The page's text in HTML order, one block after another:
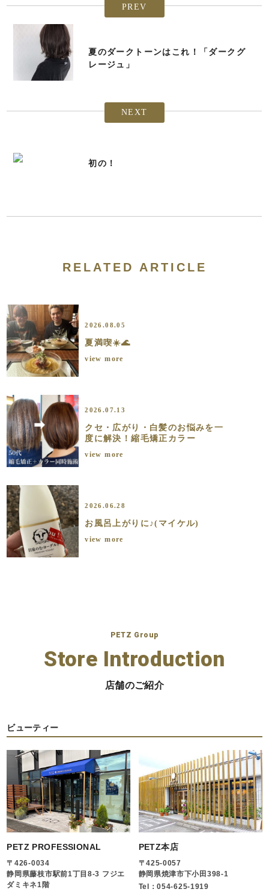
PREV
夏のダークトーンはこれ！「ダークグ
レージュ」
NEXT
初の！
RELATED ARTICLE
2026.08.05
夏満喫☀️🌊
view more
2026.07.13
クセ・広がり・白髪のお悩みを一
度に解決！縮毛矯正カラー
view more
2026.06.28
お風呂上がりに♪(マイケル)
view more
PETZ Group
Store Introduction
店舗のご紹介
ビューティー
PETZ PROFESSIONAL
〒426-0034
静岡県藤枝市駅前1丁目8-3 フジエ
ダミキネ1階
PETZ本店
〒425-0057
静岡県焼津市下小田398-1
Tel：054-625-1919